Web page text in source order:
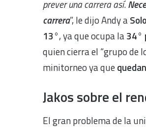
prever una carrera así.
carrera”, le dijo Andy a
13°, ya que ocupa la34°
quien cierra el “grupo de
minitorneo ya que
Jakos sobre el
El gran problema de la